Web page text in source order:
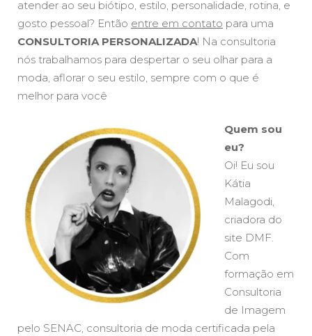
atender ao seu biótipo, estilo, personalidade, rotina, e
gosto pessoal? Então entre em contato para uma
CONSULTORIA PERSONALIZADA! Na consultoria
nós trabalhamos para despertar o seu olhar para a
moda, aflorar o seu estilo, sempre com o que é
melhor para você
Quem sou
eu?
Oi! Eu sou
Kátia
Malagodi,
criadora do
site DMF.
Com
formação em
Consultoria
de Imagem
pelo SENAC, consultoria de moda certificada pela